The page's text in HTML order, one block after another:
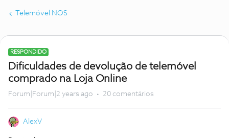
Telemóvel NOS
RESPONDIDO
Dificuldades de devolução de telemóvel
comprado na Loja Online
Forum|Forum|2 years ago 20 comentários
AlexV